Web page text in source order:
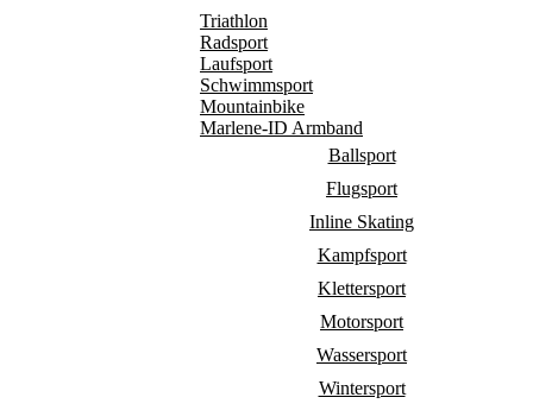
Triathlon
Radsport
Laufsport
Schwimmsport
Mountainbike
Marlene-ID Armband
Ballsport
Flugsport
Inline Skating
Kampfsport
Klettersport
Motorsport
Wassersport
Wintersport